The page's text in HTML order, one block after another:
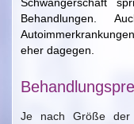
Behandlungen.
eher dagegen.
Je nach Größe der